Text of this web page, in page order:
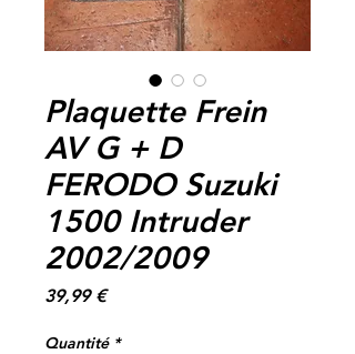
Plaquette Frein
AV G + D
FERODO Suzuki
1500 Intruder
2002/2009
39,99 €Prix
Quantité *